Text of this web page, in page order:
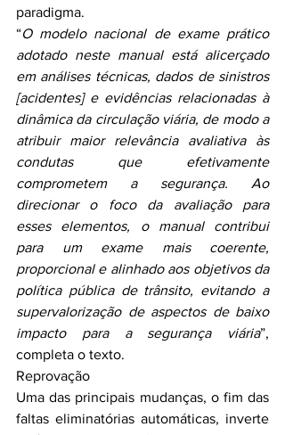
paradigma.
“O modelo nacional de exame prático
adotado neste manual está alicerçado
em análises técnicas, dados de sinistros
[acidentes] e evidências relacionadas à
dinâmica da circulação viária, de modo a
atribuir maior relevância avaliativa às
condutas que efetivamente
comprometem a segurança. Ao
direcionar o foco da avaliação para
esses elementos, o manual contribui
para um exame mais coerente,
proporcional e alinhado aos objetivos da
política pública de trânsito, evitando a
supervalorização de aspectos de baixo
impacto para a segurança viária”,
completa o texto.
Reprovação
Uma das principais mudanças, o fim das
faltas eliminatórias automáticas, inverte